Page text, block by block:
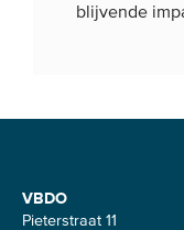
blijvende
VBDO
Pieterstraat 11